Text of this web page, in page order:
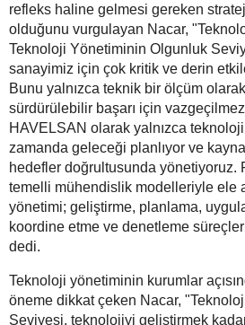
refleks haline gelmesi gereken
olduğunu vurgulayan Nacar,
Teknoloji Yönetiminin Olgunluk
sanayimiz için çok kritik ve derin
Bunu yalnızca teknik bir ölçüm
sürdürülebilir başarı için
HAVELSAN olarak yalnızca
zamanda geleceği planlıyor ve
hedefler doğrultusunda yönetiyoruz.
temelli mühendislik modelleriyle ele
yönetimi; geliştirme, planlama,
koordine etme ve denetleme
dedi.
Teknoloji yönetiminin kurumlar
öneme dikkat çeken Nacar,
Seviyesi, teknolojiyi geliştirmek